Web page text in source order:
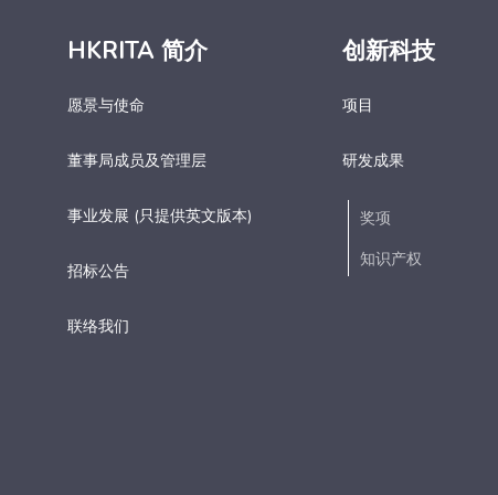
HKRITA 简介
愿景与使命
董事局成员及管理层
事业发展 (只提供英文版本)
招标公告
联络我们
创新科技
项目
研发成果
奖项
知识产权